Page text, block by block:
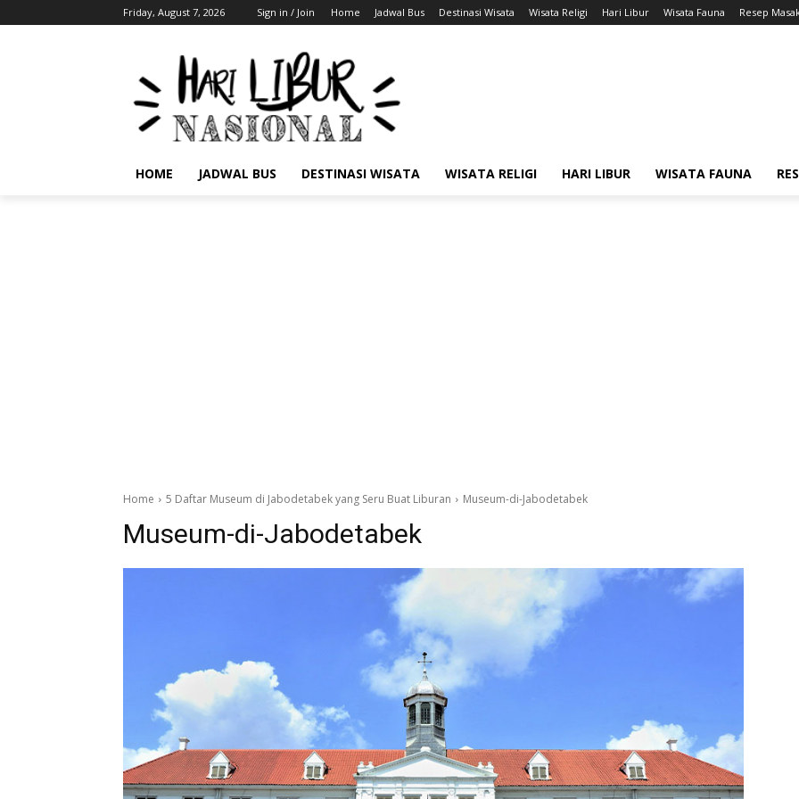
Friday, August 7, 2026 Sign in / Join Home Jadwal Bus Destinasi Wisata Wisata Religi Hari Libur Wisata Fauna Resep
HOME JADWAL BUS DESTINASI WISATA WISATA RELIGI HARI LIBUR WISATA FAUNA
Home 5 Daftar Museum di Jabodetabek yang Seru Buat Liburan Museum-di-Jabodetabek
Museum-di-Jabodetabek